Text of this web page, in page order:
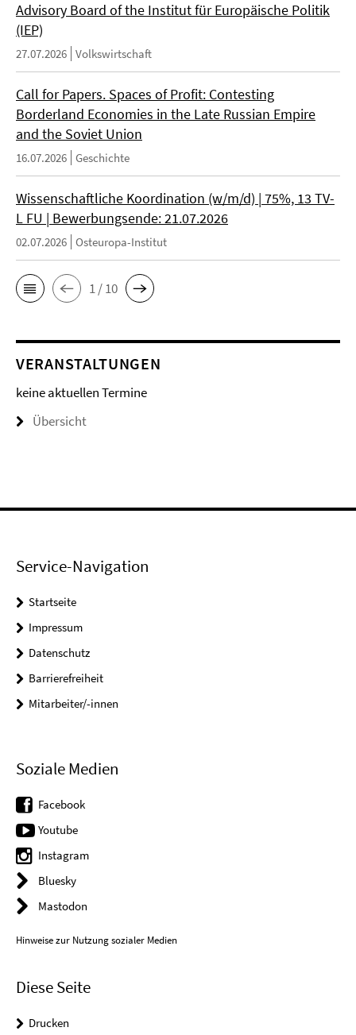
Advisory Board of the Institut für Europäische Politik
(IEP)
27.07.2026 Volkswirtschaft
Call for Papers. Spaces of Profit: Contesting
Borderland Economies in the Late Russian Empire
and the Soviet Union
16.07.2026 Geschichte
Wissenschaftliche Koordination (w/m/d) | 75%, 13 TV-
L FU | Bewerbungsende: 21.07.2026
02.07.2026 Osteuropa-Institut
1 / 10
VERANSTALTUNGEN
keine aktuellen Termine
Übersicht
Service-Navigation
Startseite
Impressum
Datenschutz
Barrierefreiheit
Mitarbeiter/-innen
Soziale Medien
Facebook
Youtube
Instagram
Bluesky
Mastodon
Hinweise zur Nutzung sozialer Medien
Diese Seite
Drucken